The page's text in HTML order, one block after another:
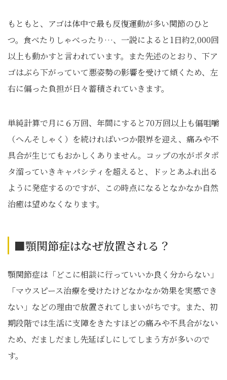
もともと、アゴは体中で最も反復運動が多い関節のひと
つ。食べたりしゃべったり…、一説によると1日約2,000回
以上も動かすと言われています。また先述のとおり、下ア
ゴはぶら下がっていて悪姿勢の影響を受けて傾くため、左
右に偏った負担が日々蓄積されていきます。
単純計算で月に６万回、年間にすると70万回以上も偏咀嚼
（へんそしゃく）を続ければいつか限界を迎え、痛みや不
具合が生じてもおかしくありません。コップの水がポタポ
タ溜っていきキャパシティを超えると、ドッとあふれ出る
ように発症するのですが、この時点になるとなかなか自然
治癒は望めなくなります。
■顎関節症はなぜ放置される？
顎関節症は「どこに相談に行っていいか良く分からない」
「マウスピース治療を受けたけどなかなか効果を実感でき
ない」などの理由で放置されてしまいがちです。また、初
期段階では生活に支障をきたすほどの痛みや不具合がない
ため、だましだまし先延ばしにしてしまう方が多いので
す。